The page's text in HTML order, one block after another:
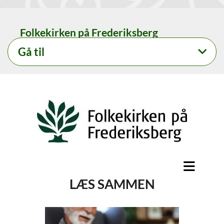
Folkekirken på Frederiksberg
Gå til
LÆS SAMMEN